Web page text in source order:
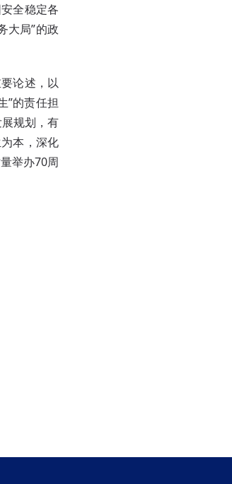
全稳定各
大局”的政
论述，以
”的责任担
规划，有
本，深化
举办70周